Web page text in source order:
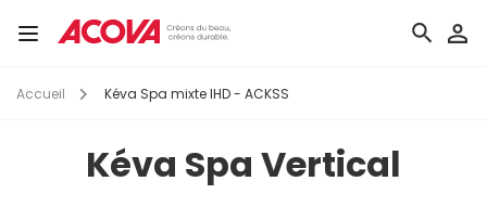
au Toggle
Accueil Kéva Spa mixte IHD - ACKSS
Kéva Spa Vertical